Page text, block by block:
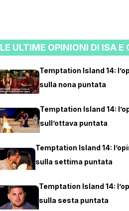
LE ULTIME OPINIONI DI ISA E
Temptation Island 14:
sulla nona puntata
Temptation Island 14:
sull’ottava puntata
Temptation Island 14:
sulla settima puntata
Temptation Island 14:
sulla sesta puntata